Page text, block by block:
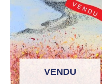
VENDU